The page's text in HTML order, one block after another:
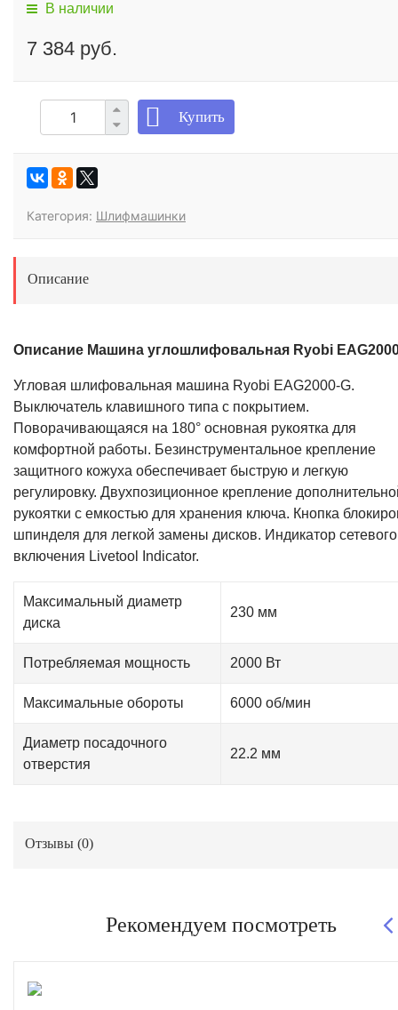
В наличии
7 384 руб.
Купить
Категория: Шлифмашинки
Описание
Описание Машина углошлифовальная Ryobi
Угловая шлифовальная машина Ryobi EAG2000-G.
Выключатель клавишного типа с покрытием.
Поворачивающаяся на 180° основная рукоятка для
комфортной работы. Безинструментальное крепление
защитного кожуха обеспечивает быструю и легкую
регулировку. Двухпозиционное крепление
рукоятки с емкостью для хранения ключа. Кнопка
шпинделя для легкой замены дисков. Индикатор сетевого
включения Livetool Indicator.
Максимальный диаметр
диска
230 мм
Потребляемая мощность 2000 Вт
Максимальные обороты 6000 об/мин
Диаметр посадочного
отверстия
22.2 мм
Отзывы (0)
Рекомендуем посмотреть